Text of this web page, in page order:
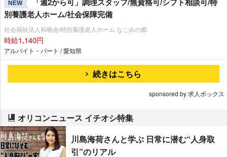
NEW
別養護老人ホーム/社会保障完備
社会福祉法人和敬会/特別養護老人ホーム なごみの郷
時給1,140円
アルバイト・パート / 愛知県
続きはこちら
sponsored by 求人ボックス
オリコンニュース イチオシ特集
川島海荷さんと学ぶ 日常に潜む“人身取
引”のリアル